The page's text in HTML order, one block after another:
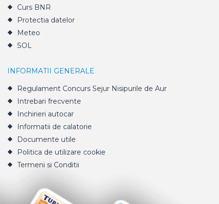
Curs BNR
Protectia datelor
Meteo
SOL
INFORMATII GENERALE
Regulament Concurs Sejur Nisipurile de Aur
Intrebari frecvente
Inchirieri autocar
Informatii de calatorie
Documente utile
Politica de utilizare cookie
Termeni si Conditii